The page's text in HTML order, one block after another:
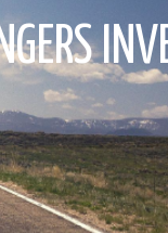
ne vit pas
et
table
plusieurs